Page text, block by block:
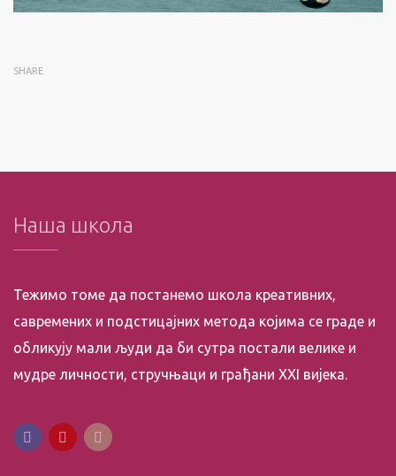
SHARE
Наша школа
Тежимо томе да постанемо школа креативних,
савремених и подстицајних метода којима се граде и
обликују мали људи да би сутра постали велике и
мудре личности, стручњаци и грађани XXI вијека.